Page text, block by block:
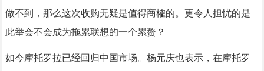
做不到，那么这次收购无疑是值得商榷的。更令人担忧的是
此举会不会成为拖累联想的一个累赘？
如今摩托罗拉已经回归中国市场。杨元庆也表示，在摩托罗